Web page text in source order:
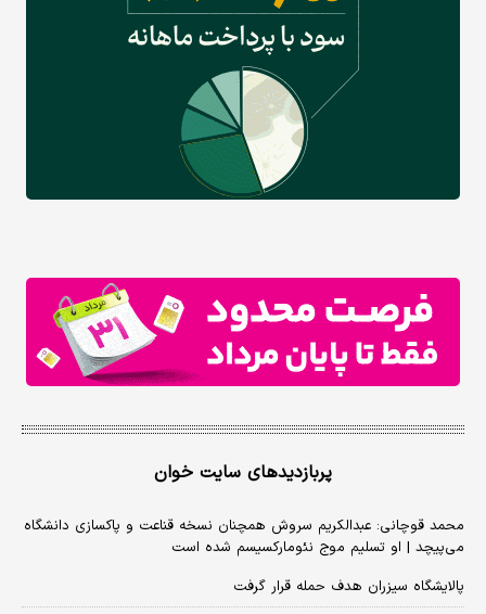
پربازدیدهای سایت خوان
محمد قوچانی: عبدالکریم سروش همچنان نسخه قناعت و پاکسازی دانشگاه
می‌پیچد | او تسلیم موج نئومارکسیسم شده است
پالایشگاه سیزران هدف حمله قرار گرفت